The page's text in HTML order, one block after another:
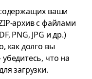
ваши
архив с файлами
PNG, JPG и др.)
как долго вы
что на
загрузки.